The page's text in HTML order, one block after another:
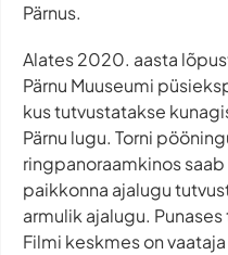
Pärnus.
Alates 2020. aasta
Pärnu Muuseumi
kus tutvustatakse
Pärnu lugu. Torni
ringpanoraamkinos
paikkonna ajalugu
armulik ajalugu.
Filmi keskmes on